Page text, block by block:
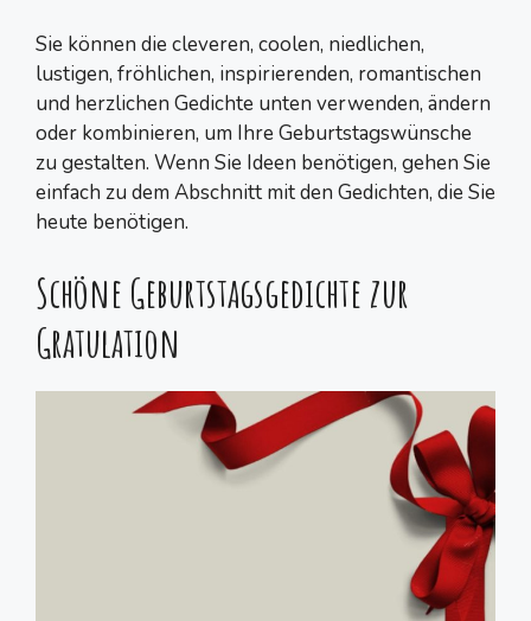
Sie können die cleveren, coolen, niedlichen,
lustigen, fröhlichen, inspirierenden, romantischen
und herzlichen Gedichte unten verwenden, ändern
oder kombinieren, um Ihre Geburtstagswünsche
zu gestalten. Wenn Sie Ideen benötigen, gehen Sie
einfach zu dem Abschnitt mit den Gedichten, die Sie
heute benötigen.
Schöne Geburtstagsgedichte zur
Gratulation